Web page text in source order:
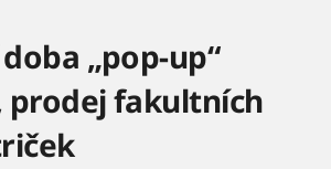
„pop-up“
prodej fakultních